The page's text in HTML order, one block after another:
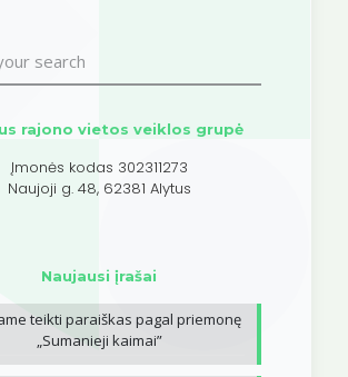
rajono vietos veiklos grupė
Įmonės kodas 302311273
Naujoji g. 48, 62381 Alytus
Naujausi įrašai
teikti paraiškas pagal priemonę
„Sumanieji kaimai”